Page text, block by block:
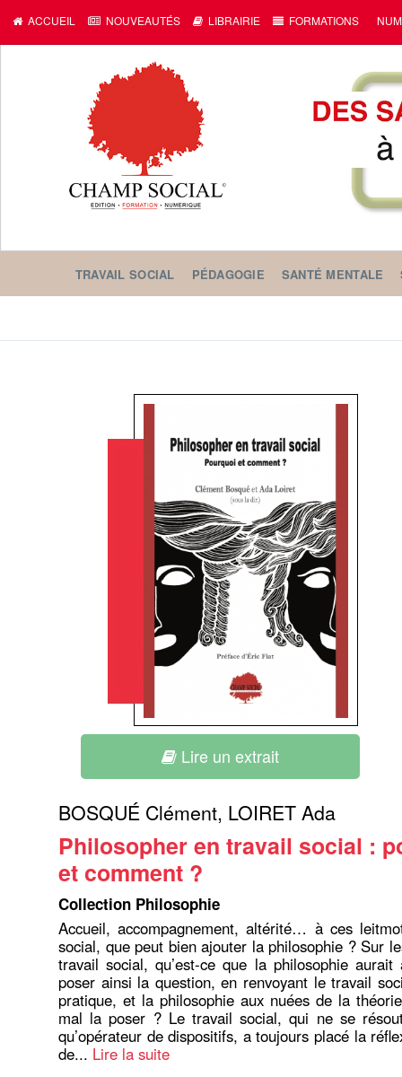
ACCUEIL NOUVEAUTÉS LIBRAIRIE FORMATIONS
TRAVAIL SOCIAL PÉDAGOGIE SANTÉ MENTALE
Lire un extrait
BOSQUÉ Clément, LOIRET Ada
Philosopher en travail social :
et comment ?
Collection Philosophie
Accueil, accompagnement, altérité… à ces
social, que peut bien ajouter la philosophie ? Sur
travail social, qu’est-ce que la philosophie
poser ainsi la question, en renvoyant le travail
pratique, et la philosophie aux nuées de la
mal la poser ? Le travail social, qui ne se
qu’opérateur de dispositifs, a toujours placé la
de... Lire la suite